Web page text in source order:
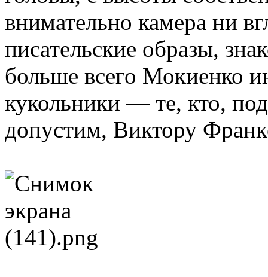
внимательно камера ни
писательские образы,
больше всего Мокиенко
кукольники — те, кто,
допустим, Виктору